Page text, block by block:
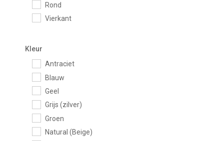
Rond
Vierkant
Kleur
Antraciet
Blauw
Geel
Grijs (zilver)
Groen
Natural (Beige)